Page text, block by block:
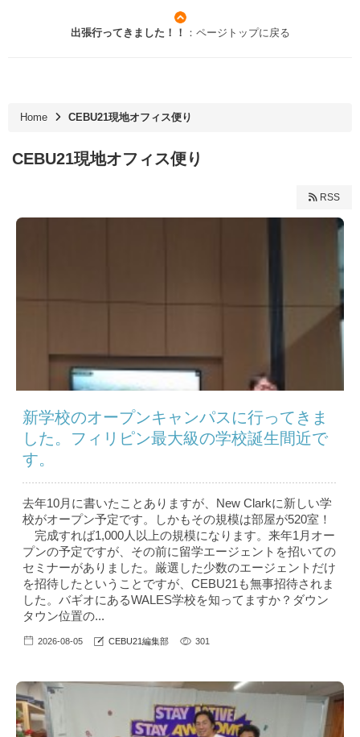
出張行ってきました！！ ：ページトップに戻る
Home CEBU21現地オフィス便り
CEBU21現地オフィス便り
RSS
新学校のオープンキャンパスに行ってきま
した。フィリピン最大級の学校誕生間近で
す。
去年10月に書いたことありますが、New Clarkに新しい学
校がオープン予定です。しかもその規模は部屋が520室！
完成すれば1,000人以上の規模になります。来年1月オー
プンの予定ですが、その前に留学エージェントを招いての
セミナーがありました。厳選した少数のエージェントだけ
を招待したということですが、CEBU21も無事招待されま
した。バギオにあるWALES学校を知ってますか？ダウン
タウン位置の...
2026-08-05 CEBU21編集部 301